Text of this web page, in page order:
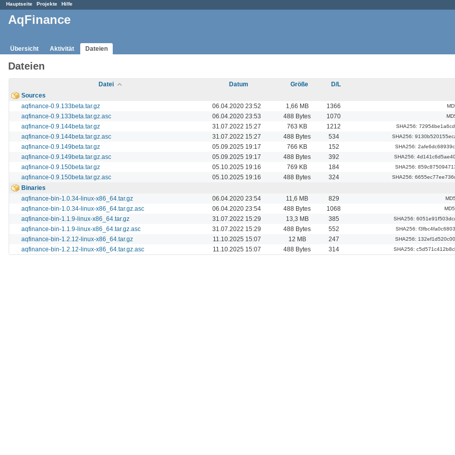
Hauptseite Projekte Hilfe
AqFinance
Übersicht Aktivität Dateien
Dateien
Datei Datum Größe D/L
Sources
aqfinance-0.9.133beta.tar.gz
06.04.2020 23:52 1,66 MB 1366
aqfinance-0.9.133beta.tar.gz.asc 06.04.2020 23:53 488 Bytes 1070
aqfinance-0.9.144beta.tar.gz 31.07.2022 15:27 763 KB 1212 SHA256:
aqfinance-0.9.144beta.tar.gz.asc 31.07.2022 15:27 488 Bytes 534 SHA256:
aqfinance-0.9.149beta.tar.gz 05.09.2025 19:17 766 KB 152 SHA256:
aqfinance-0.9.149beta.tar.gz.asc 05.09.2025 19:17 488 Bytes 392 SHA256:
aqfinance-0.9.150beta.tar.gz 05.10.2025 19:16 769 KB 184 SHA256:
aqfinance-0.9.150beta.tar.gz.asc 05.10.2025 19:16 488 Bytes 324 SHA256:
Binaries
aqfinance-bin-1.0.34-linux-x86_64.tar.gz
06.04.2020 23:54 11,6 MB 829
aqfinance-bin-1.0.34-linux-x86_64.tar.gz.asc 06.04.2020 23:54 488 Bytes 1068
aqfinance-bin-1.1.9-linux-x86_64.tar.gz 31.07.2022 15:29 13,3 MB 385 SHA256:
aqfinance-bin-1.1.9-linux-x86_64.tar.gz.asc 31.07.2022 15:29 488 Bytes 552 SHA256:
aqfinance-bin-1.2.12-linux-x86_64.tar.gz 11.10.2025 15:07 12 MB 247 SHA256:
aqfinance-bin-1.2.12-linux-x86_64.tar.gz.asc 11.10.2025 15:07 488 Bytes 314 SHA256: